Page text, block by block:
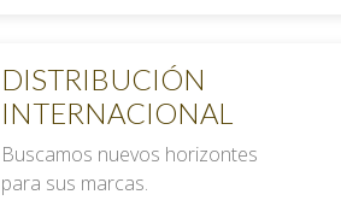
DISTRIBUCIÓN
INTERNACIONAL
Buscamos nuevos horizontes
para sus marcas.